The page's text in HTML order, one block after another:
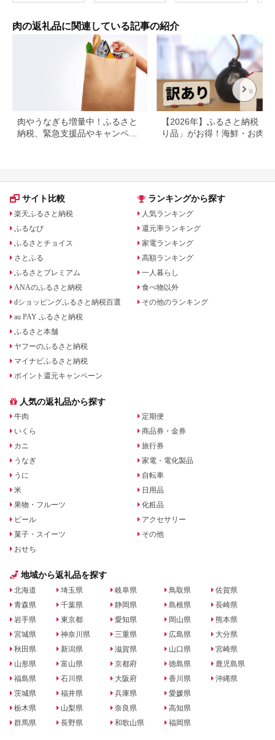
産 福島 bp002-aa
ーベキュー SS38
肉の返礼品に関連している記事の紹介
肉やうなぎも増量中！ふるさと
納税、緊急支援品やキャンペー
【2026年】ふるさと納税「
り品」がお得！海鮮・お肉・
サイト比較
楽天ふるさと納税
ふるなび
ふるさとチョイス
さとふる
ふるさとプレミアム
ANAのふるさと納税
dショッピングふるさと納税百選
au PAY ふるさと納税
ふるさと本舗
ヤフーのふるさと納税
マイナビふるさと納税
ポイント還元キャンペーン
ランキングから探す
人気ランキング
還元率ランキング
家電ランキング
高額ランキング
一人暮らし
食べ物以外
その他のランキング
人気の返礼品から探す
牛肉
いくら
カニ
うなぎ
うに
米
果物・フルーツ
ビール
菓子・スイーツ
おせち
定期便
商品券・金券
旅行券
家電・電化製品
自転車
日用品
化粧品
アクセサリー
その他
地域から返礼品を探す
北海道
青森県
岩手県
宮城県
秋田県
山形県
福島県
茨城県
栃木県
群馬県
埼玉県
千葉県
東京都
神奈川県
新潟県
富山県
石川県
福井県
山梨県
長野県
岐阜県
静岡県
愛知県
三重県
滋賀県
京都府
大阪府
兵庫県
奈良県
和歌山県
鳥取県
島根県
岡山県
広島県
山口県
徳島県
香川県
愛媛県
高知県
福岡県
佐賀県
長崎県
熊本県
大分県
宮崎県
鹿児島県
沖縄県